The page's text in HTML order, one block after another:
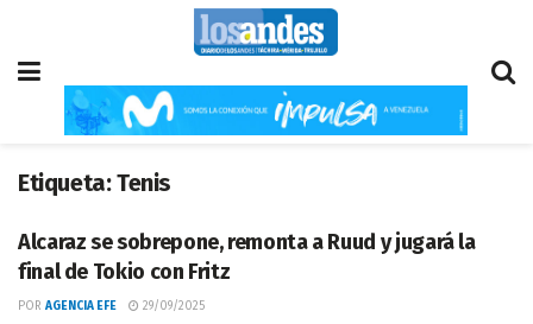
Etiqueta:Tenis
Alcaraz se sobrepone, remonta a Ruud y jugará la
final de Tokio con Fritz
POR AGENCIA EFE 29/09/2025